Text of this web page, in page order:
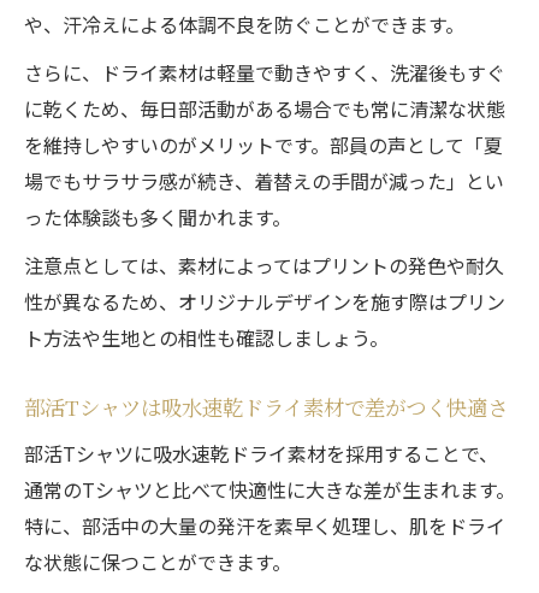
ツの個性
オリジナルデザインTシャツで部活の団結力
を強化
ドライTシャツの吸水速乾機能で快適な個性
派Tシャツを
部活Tシャツは吸水速乾ドライで思い出に残
る一枚に
部活ドライTシャツの魅力と快適性の秘訣
部活Tシャツの吸水速乾ドライ素材が快適性
ドライTシャツが持つ吸水速乾の快適機能を
解説
部活で選ばれるTシャツは吸水速乾ドライが
決め手
や、汗冷えによる体調不良を防ぐことができます。
さらに、ドライ素材は軽量で動きやすく、洗濯後もすぐ
に乾くため、毎日部活動がある場合でも常に清潔な状態
を維持しやすいのがメリットです。部員の声として「夏
場でもサラサラ感が続き、着替えの手間が減った」とい
った体験談も多く聞かれます。
注意点としては、素材によってはプリントの発色や耐久
性が異なるため、オリジナルデザインを施す際はプリン
ト方法や生地との相性も確認しましょう。
部活Tシャツは吸水速乾ドライ素材で差がつく快適さ
部活Tシャツに吸水速乾ドライ素材を採用することで、
通常のTシャツと比べて快適性に大きな差が生まれます。
特に、部活中の大量の発汗を素早く処理し、肌をドライ
な状態に保つことができます。